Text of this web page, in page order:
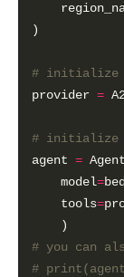
# initialize
provider =
# initialize
agent =
    model
=
    tools
=
# you can
#